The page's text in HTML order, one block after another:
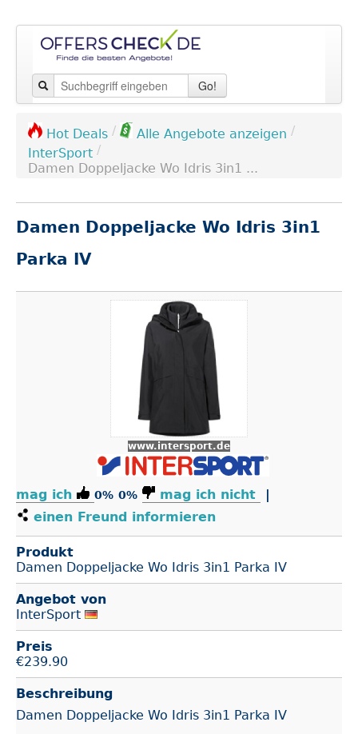
Go!
Hot Deals / Alle Angebote anzeigen /
InterSport /
Damen Doppeljacke Wo Idris 3in1 ...
Damen Doppeljacke Wo Idris 3in1
Parka IV
www.intersport.de
mag ich 0% 0% mag ich nicht
|
einen Freund informieren
Produkt
Damen Doppeljacke Wo Idris 3in1 Parka IV
Angebot von
InterSport
Preis
€239.90
Beschreibung
Damen Doppeljacke Wo Idris 3in1 Parka IV